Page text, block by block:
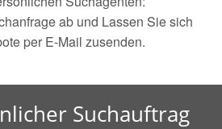
ab und Lassen Sie sich
per E-Mail zusenden.
Suchauftrag